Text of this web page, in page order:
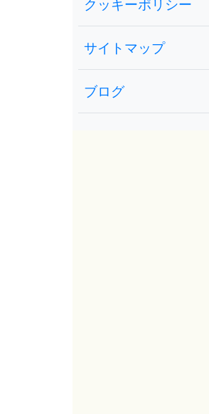
クッキーポリシー
サイトマップ
ブログ